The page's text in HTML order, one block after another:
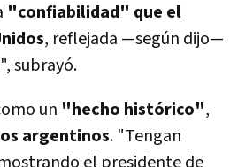
"confiabilidad" que el
, reflejada —según dijo—
subrayó.
un "hecho histórico",
argentinos. "Tengan